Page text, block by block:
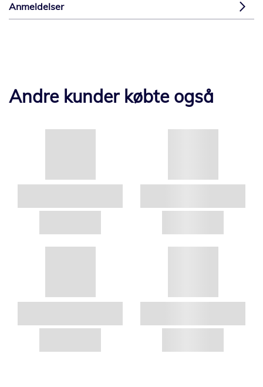
Anmeldelser
Andre kunder købte også